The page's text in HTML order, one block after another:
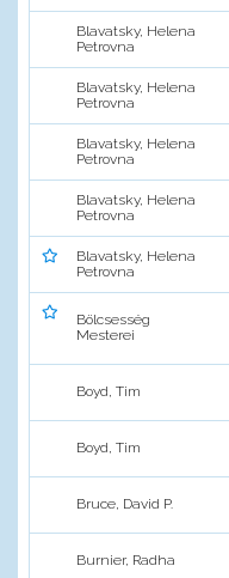
Blavatsky, Helena
Petrovna
Blavatsky, Helena
Petrovna
Blavatsky, Helena
Petrovna
Blavatsky, Helena
Petrovna
Blavatsky, Helena
Petrovna
Bölcsesség
Mesterei
Boyd, Tim
Boyd, Tim
Bruce, David P.
Burnier, Radha